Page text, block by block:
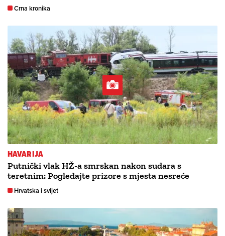
Crna kronika
HAVARIJA
Putnički vlak HŽ-a smrskan nakon sudara s
teretnim: Pogledajte prizore s mjesta nesreće
Hrvatska i svijet